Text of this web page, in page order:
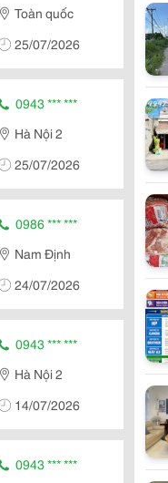
Toàn quốc
25/07/2026
0943 *** ***
Hà Nội 2
25/07/2026
0986 *** ***
Nam Định
24/07/2026
0943 *** ***
Hà Nội 2
14/07/2026
0943 *** ***